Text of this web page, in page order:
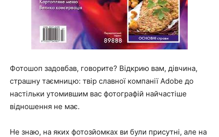
Фотошоп задовбав, говорите? Відкрию вам, дівчина,
страшну таємницю: твір славної компанії Adobe до
настільки утомившим вас фотографій найчастіше
відношення не має.
Не знаю, на яких фотозйомках ви були присутні, але на